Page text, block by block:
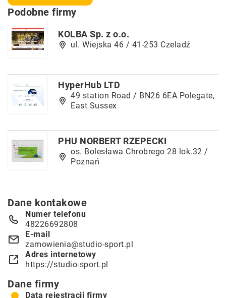
Podobne firmy
KOLBA Sp. z o.o.
ul. Wiejska 46 / 41-253 Czeladź
HyperHub LTD
49 station Road / BN26 6EA Polegate,
East Sussex
PHU NORBERT RZEPECKI
os. Bolesława Chrobrego 28 lok.32 /
Poznań
Dane kontakowe
Numer telefonu
48226692808
E-mail
zamowienia@studio-sport.pl
Adres internetowy
https://studio-sport.pl
Dane firmy
Data rejestracji firmy